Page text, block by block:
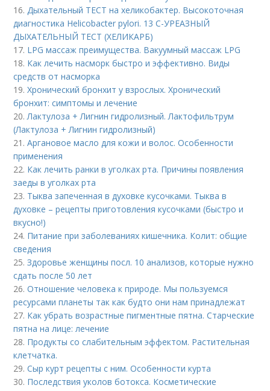
16.Дыхательный ТЕСТ на хеликобактер. Высокоточная
диагностика Helicobacter pylori. 13 C-УРЕАЗНЫЙ
ДЫХАТЕЛЬНЫЙ ТЕСТ (ХЕЛИКАРБ)
17. LPG массаж преимущества. Вакуумный массаж LPG
18. Как лечить насморк быстро и эффективно. Виды
средств от насморка
19.Хронический бронхит у взрослых. Хронический
бронхит: симптомы и лечение
20.Лактулоза + Лигнин гидролизный. Лактофильтрум
(Лактулоза + Лигнин гидролизный)
21.Аргановое масло для кожи и волос. Особенности
применения
22. Как лечить ранки в уголках рта. Причины появления
заеды в уголках рта
23. Тыква запеченная в духовке кусочками. Тыква в
духовке – рецепты приготовления кусочками (быстро и
вкусно!)
24. Питание при заболеваниях кишечника. Колит: общие
сведения
25.Здоровье женщины посл. 10 анализов, которые нужно
сдать после 50 лет
26.Отношение человека к природе. Мы пользуемся
ресурсами планеты так как будто они нам принадлежат
27. Как убрать возрастные пигментные пятна. Старческие
пятна на лице: лечение
28. Продукты со слабительным эффектом. Растительная
клетчатка.
29.Сыр курт рецепты с ним. Особенности курта
30. Последствия уколов ботокса. Косметические